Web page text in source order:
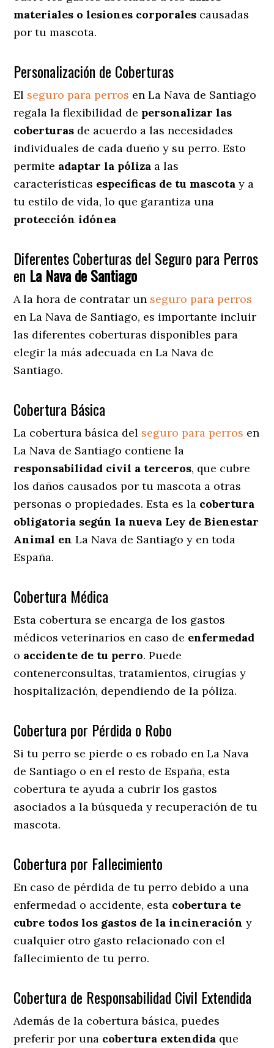
materiales o lesiones corporales causadas
por tu mascota.
Personalización de Coberturas
El seguro para perros en La Nava de Santiago
regala la flexibilidad de personalizar las
coberturas de acuerdo a las necesidades
individuales de cada dueño y su perro. Esto
permite adaptar la póliza a las
características específicas de tu mascota y a
tu estilo de vida, lo que garantiza una
protección idónea
Diferentes Coberturas del Seguro para Perros
en La Nava de Santiago
A la hora de contratar un seguro para perros
en La Nava de Santiago, es importante incluir
las diferentes coberturas disponibles para
elegir la más adecuada en La Nava de
Santiago.
Cobertura Básica
La cobertura básica del seguro para perros en
La Nava de Santiago contiene la
responsabilidad civil a terceros, que cubre
los daños causados por tu mascota a otras
personas o propiedades. Esta es la cobertura
obligatoria según la nueva Ley de Bienestar
Animal enLa Nava de Santiago y en toda
España.
Cobertura Médica
Esta cobertura se encarga de los gastos
médicos veterinarios en caso de enfermedad
o accidente de tu perro. Puede
contenerconsultas, tratamientos, cirugías y
hospitalización, dependiendo de la póliza.
Cobertura por Pérdida o Robo
Si tu perro se pierde o es robado en La Nava
de Santiago o en el resto de España, esta
cobertura te ayuda a cubrir los gastos
asociados a la búsqueda y recuperación de tu
mascota.
Cobertura por Fallecimiento
En caso de pérdida de tu perro debido a una
enfermedad o accidente, esta cobertura te
cubre todos los gastos de la incineración y
cualquier otro gasto relacionado con el
fallecimiento de tu perro.
Cobertura de Responsabilidad Civil Extendida
Además de la cobertura básica, puedes
preferir por una cobertura extendida que